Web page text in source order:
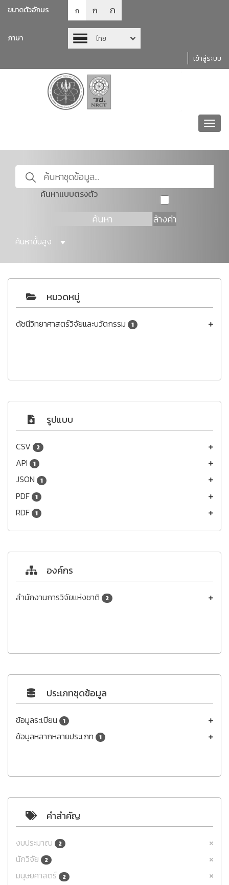
ขนาดตัวอักษร ก ก ก
ภาษา
ไทย
เข้าสู่ระบบ
ค้นหาแบบตรงตัว
ค้นหา ล้างค่า
ค้นหาขั้นสูง
หมวดหมู่
ดัชนีวิทยาศาสตร์วิจัยและนวัตกรรม 1
รูปแบบ
CSV 2
API 1
JSON 1
PDF 1
RDF 1
องค์กร
สำนักงานการวิจัยแห่งชาติ 2
ประเภทชุดข้อมูล
ข้อมูลระเบียน 1
ข้อมูลหลากหลายประเภท 1
คำสำคัญ
งบประมาณ 2
นักวิจัย 2
มนุษยศาสตร์ 2